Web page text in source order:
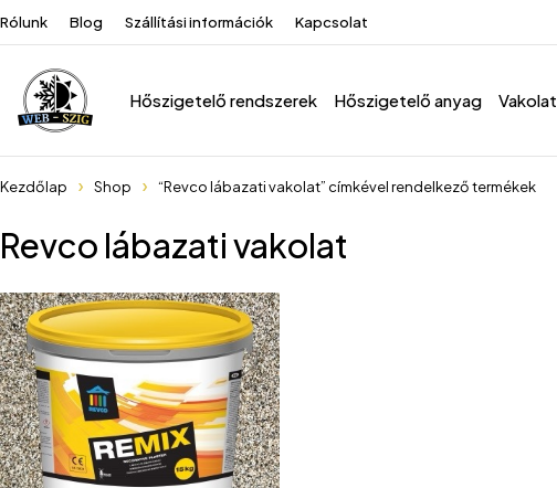
Rólunk Blog Szállítási információk Kapcsolat
Hőszigetelő rendszerek Hőszigetelő anyag Vakolat
Kezdőlap Shop “Revco lábazati vakolat” címkével rendelkező termékek
Revco lábazati vakolat